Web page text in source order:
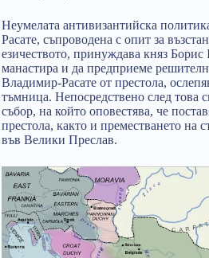
Неумелата антивизантийска
Расате, съпроводена с опит за
езичеството, принуждава княз Борис
манастира и да предприеме
Владимир-Расате от престола,
тъмница. Непосредствено след това
събор, на който оповестява, че
престола, както и преместването на
във Велики Преслав.